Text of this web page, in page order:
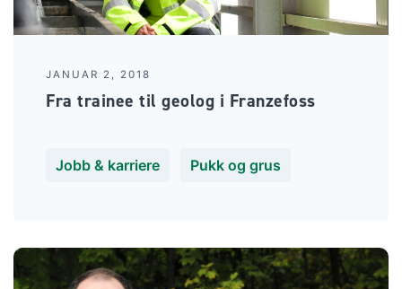
JANUAR 2, 2018
Fra trainee til geolog i Franzefoss
Jobb & karriere Pukk og grus